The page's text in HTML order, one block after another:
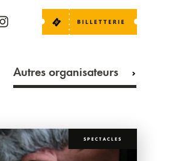
Autres organisateurs
SPECTACLES